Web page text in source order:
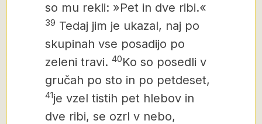
so mu rekli: »Pet in dve ribi.«
39 Tedaj jim je ukazal, naj po
skupinah vse posadijo po
zeleni travi. 40Ko so posedli v
gručah po sto in po petdeset,
41je vzel tistih pet hlebov in
dve ribi, se ozrl v nebo,